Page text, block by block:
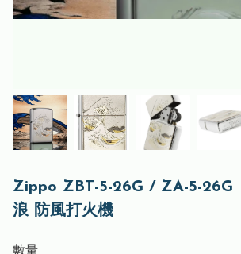
Zippo ZBT-5-26G / ZA-5-26G
浪 防風打火機